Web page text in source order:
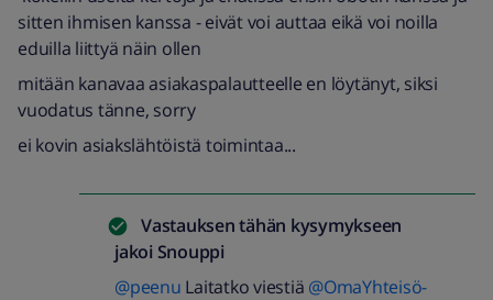
sitten ihmisen kanssa - eivät voi auttaa eikä voi noilla
eduilla liittyä näin ollen
mitään kanavaa asiakaspalautteelle en löytänyt, siksi
vuodatus tänne, sorry
ei kovin asiakslähtöistä toimintaa...
Vastauksen tähän kysymykseen
jakoi Snouppi
@peenu Laitatko viestiä @OmaYhteisö-